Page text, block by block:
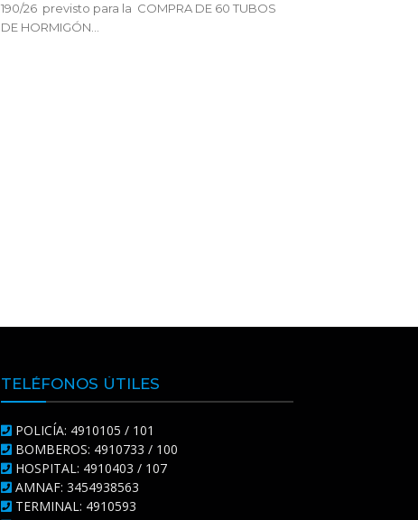
190/26 previsto para la COMPRA DE 60 TUBOS
DE HORMIGÓN...
TELÉFONOS ÚTILES
POLICÍA: 4910105 / 101
BOMBEROS: 4910733 / 100
HOSPITAL: 4910403 / 107
AMNAF: 3454938563
TERMINAL: 4910593